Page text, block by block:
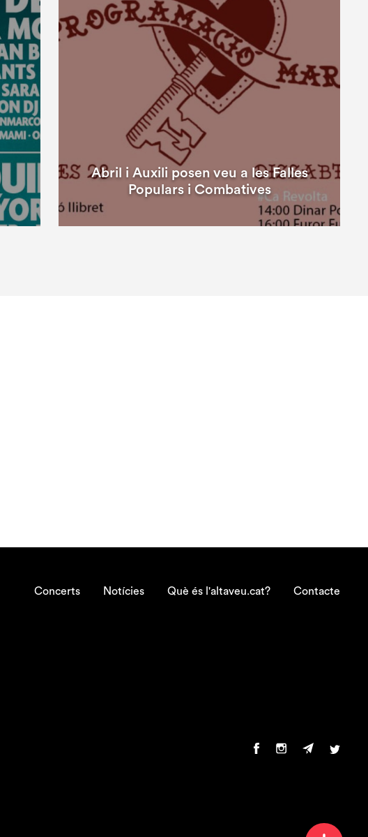
Abril i Auxili posen veu a les Falles
Populars i Combatives
Concerts Notícies Què és l'altaveu.cat? Contacte